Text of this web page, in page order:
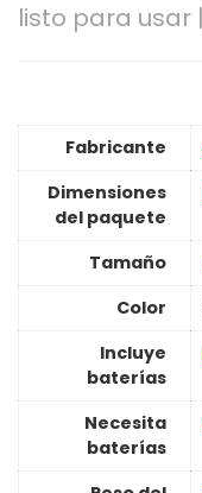
listo para usar
Fabricante
Dimensiones
del paquete
Tamaño
Color
Incluye
baterías
Necesita
baterías